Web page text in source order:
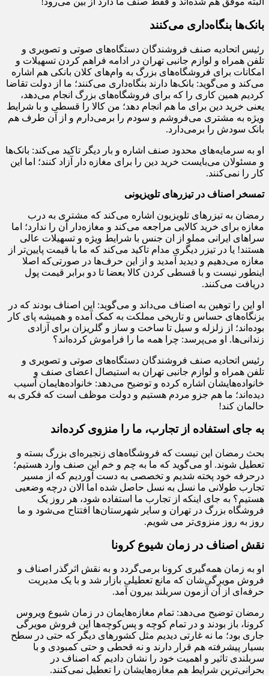
بانک‌ها بنگاه‌داری می‌کنند
رئیس اتحادیه صنف فروشندگان دستگاه‌های صوتی و تصویری و
تلفن همراه و لوازم جانبی تهران در ادامه فراهم کردن تسهیلات و
امکانات برای فروشگاه‌های بزرگ به وام‌های کلان بانکی هم اشاره
می‌کند و می‌گوید: بانک‌ها دارند بنگاه‌داری می‌کنند؛ ما از دولت تقاضا
کردیم همین کاری را که برای فروشگاه‌های بزرگ انجام می‌دهد،
یعنی خرید دین برای ما هم انجام دهد؛ من کالا را قسطی و با شرایط
ویژه به مشتری می‌فروشم و سودم را برمی‌دارم و از آن طرف هم
بانک سودش را برمی‌دارد.
او به سرمایه‌های محدود صنف اشاره و بار دیگر تاکید می‌کند: بانک‌ها
و مسئولان می‌بایست خرید دین را برای مغازه دار آزاد کنند؛ اما این
کار را نمی‌کنند.
تمسخر اصناف در تیزرهای تلویزیونی
رمضان به تیزرهای تلویزیون اشاره می‌کند که مشتری به درب
مغازه برای خرید کالایی مراجعه می‌کند و مغازه‌دار آن را ندارد؛ اما
سراهای ایرانی مملو از ان جنس با شرایط ویژه و تسهیلات عالی
هستند! یا در تیزر دیگری مدام تاکید می‌کند که ما با قیمت پایین‌تر از
مغازه می‌دهیم و دیدید آمدید و از این حرف‌ها در صورتی‌که اصلا
اینطور نیست و با قسطی کردن کالا بعضا تا دو برابر قیمت پول
دریافت می‌کنند.
او این را توهین به اصناف می‌داند و می‌گوید: این اصناف بودند که در
بزنگاه‌های حساس و تاریخی مملکت به کمک آمده و همیشه پای کار
بوده‌اند؛ از زلزله و سیل تا ساخت و ساز و گلریزان برای آزادی
زندانی‌ها. او می‌پرسد: چرا همه ما را فراموش کرده‌اند؟
رئیس اتحادیه صنف فروشندگان دستگاه‌های صوتی و تصویری و
تلفن همراه و لوازم جانبی تهران به استیصال اعضای صنف و
خانواده‌هایشان اشاره کرده و توضیح می‌دهد: خانواده‌هایمان آسیب
دیده‌اند؛ ما هم جزو مردم هستیم و دولت موظف است که فکری به
حال‎مان کند!
به جای استفاده از تجارب، ما را منزوی کرده‌اند
بحث رمضان این نیست که فروشگاه‌های زنجیره‌ای بزرگ بسته و
تعطیل شوند. او می‌گوید که ما به چم و خم این صنف وارد هستیم؛
درحرفه خود پخته شدیم و تخصصی به دست آوردیم که از مسیر
تجارب طولانی‌ ما نسل به نسل حاصل شده اما الان درچه وضعیی
هستیم؟ به جای اینکه از تجارب ما استفاده شود، هر روز یک
فروشگاه بزرگ در تهران و سایر شهرستان‌ها افتتاح می‌شود و ما
روز به روز منزوی‌تر می شویم.
نقش اصناف در زمان شیوع کرونا
او به زمان همه‌گیری کرونا برمی‌گردد و به نقش اثرگذر اصناف و
فروش مویرگی‌شان که مانع تعطیلی بازار شد و با یک مدیریت
حرفه‌ای از آن آزمون سربلند بیرون آمد.
رمضان توضیح می‌دهد: تمام مغازه‌هایمان در زمان شیوع ویروس
کرونا، باز بودند و در تمام کوچه و پس‌کوچه‌ها این فروش مویرگی
جاری بود؛ ما نه غارتی دیدیم مثل کشورهای دیگر که حتی در سطح
بسیار پیشرفته هم قرار دارند و نه قحطی و حتی کمبودی و با
سربلندی تاثیر و اهمیت خود را نشان دادیم که اصناف در
بحرانی‌ترین شرایط هم مغازه‌هایشان را تعطیل نمی‌کنند.